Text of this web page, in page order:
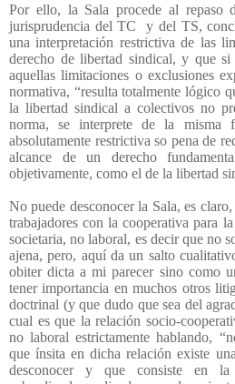
Por ello, la Sala procede al repaso
jurisprudencia del TC
y del TS,
una interpretación restrictiva de las
derecho de libertad sindical, y que si
aquellas limitaciones o exclusiones
normativa, “resulta totalmente lógico
la libertad sindical a colectivos no
norma, se interprete de la misma
absolutamente restrictiva so pena de
alcance de un derecho
objetivamente, como el de la libertad
No puede desconocer la Sala, es
trabajadores con la cooperativa para
societaria, no laboral, es decir que no
ajena, pero, aquí da un salto
obiter dicta a mi parecer sino como
tener importancia en muchos otros
doctrinal (y que dudo que sea del
cual es que la relación socio-
no laboral estrictamente hablando,
que ínsita en dicha relación existe
desconocer y que consiste en